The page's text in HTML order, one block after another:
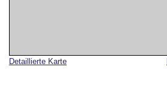
Detaillierte Karte